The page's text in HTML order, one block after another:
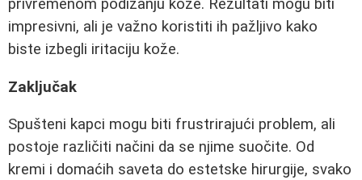
privremenom podizanju kože. Rezultati mogu biti
impresivni, ali je važno koristiti ih pažljivo kako
biste izbegli iritaciju kože.
Zaključak
Spušteni kapci mogu biti frustrirajući problem, ali
postoje različiti načini da se njime suočite. Od
kremi i domaćih saveta do estetske hirurgije, svako